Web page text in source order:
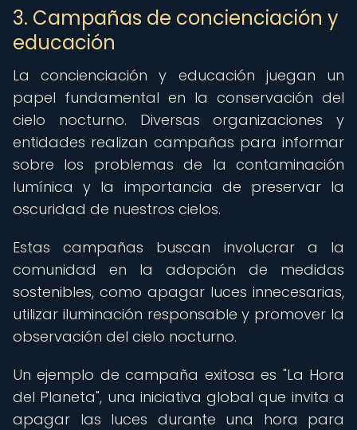
3. Campañas de concienciación y
educación
La concienciación y educación juegan un
papel fundamental en la conservación del
cielo nocturno. Diversas organizaciones y
entidades realizan campañas para informar
sobre los problemas de la contaminación
lumínica y la importancia de preservar la
oscuridad de nuestros cielos.
Estas campañas buscan involucrar a la
comunidad en la adopción de medidas
sostenibles, como apagar luces innecesarias,
utilizar iluminación responsable y promover la
observación del cielo nocturno.
Un ejemplo de campaña exitosa es "La Hora
del Planeta", una iniciativa global que invita a
apagar las luces durante una hora para